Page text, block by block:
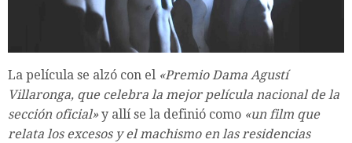
La película se alzó con el «Premio Dama Agustí
Villaronga, que celebra la mejor película nacional de la
sección oficial»y allí se la definió como «un film que
relata los excesos y el machismo en las residencias